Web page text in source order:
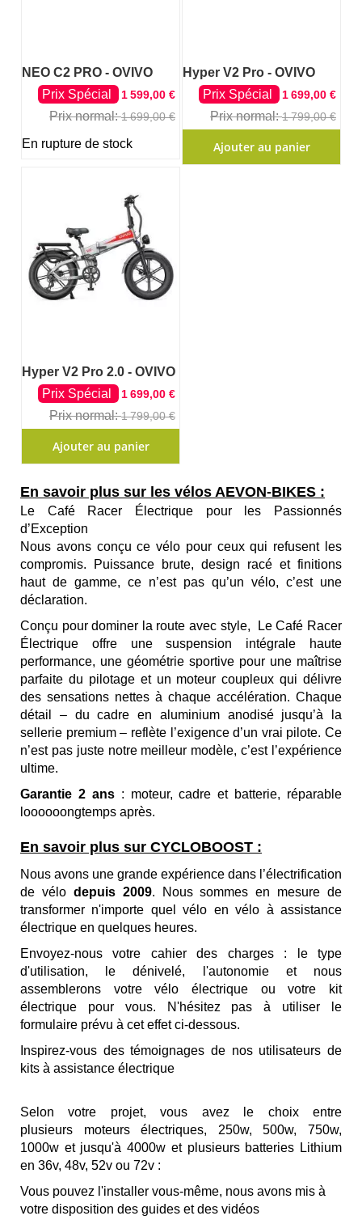
NEO C2 PRO - OVIVO
Prix Spécial
1 599,00 €
Prix normal 1 699,00 €
En rupture de stock
Hyper V2 Pro - OVIVO
Prix Spécial
1 699,00 €
Prix normal 1 799,00 €
Ajouter au panier
Hyper V2 Pro 2.0 - OVIVO
Prix Spécial
1 699,00 €
Prix normal 1 799,00 €
Ajouter au panier
En savoir plus sur les vélos AEVON-BIKES :
Le Café Racer Électrique pour les Passionnés
d’Exception
Nous avons conçu ce vélo pour ceux qui refusent les
compromis. Puissance brute, design racé et finitions
haut de gamme, ce n’est pas qu’un vélo, c’est une
déclaration.
Conçu pour dominer la route avec style,
Le Café Racer
Électrique offre une suspension intégrale haute
performance, une géométrie sportive pour une maîtrise
parfaite du pilotage et un moteur coupleux qui délivre
des sensations nettes à chaque accélération. Chaque
détail – du cadre en aluminium anodisé jusqu’à la
sellerie premium – reflète l’exigence d’un vrai pilote. Ce
n’est pas juste notre meilleur modèle, c’est l’expérience
ultime.
Garantie 2 ans : moteur, cadre et batterie, réparable
loooooongtemps après.
En savoir plus sur CYCLOBOOST :
Nous avons une grande expérience dans l’électrification
de vélo depuis 2009. Nous sommes en mesure de
transformer n'importe quel vélo envélo à assistance
électrique en quelques heures.
Envoyez-nous votre cahier des charges : le type
d'utilisation, le dénivelé, l'autonomie et nous
assemblerons votre vélo électrique ou votre kit
électrique pour vous. N'hésitez pas à utiliser le
formulaire prévu à cet effet ci-dessous.
Inspirez-vous destémoignages de nos utilisateurs de
kits à assistance électrique
Selon votre projet, vous avez le choix entre
plusieurs moteurs électriques, 250w, 500w, 750w,
1000w et jusqu'à 4000w et plusieurs batteries Lithium
en 36v, 48v, 52v ou 72v :
Vous pouvez l'installer vous-même, nous avons mis à
votre disposition des guides et des vidéos